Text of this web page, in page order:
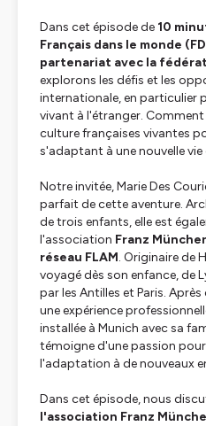
Dans cet épisode de 10
Français dans le monde
partenariat avec la
explorons les défis et les
internationale, en particulier
vivant à l'étranger.
culture françaises vivantes
s'adaptant à une nouvelle
Notre invitée, Marie Des
parfait de cette aventure.
de trois enfants, elle est
l'association Franz
réseau FLAM. Originaire de
voyagé dès son enfance, de
par les Antilles et Paris.
une expérience
installée à Munich avec sa
témoigne d'une passion
l'adaptation à de nouveaux
Dans cet épisode, nous
l'association Franz